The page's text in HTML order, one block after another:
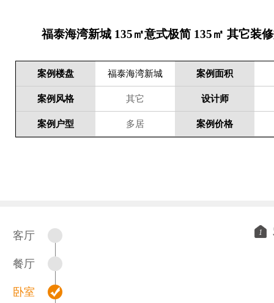
福泰海湾新城 135㎡意式极简 135㎡ 其它装
案例楼盘 福泰海湾新城 案例面积
案例风格 其它 设计师
案例户型 多居 案例价格
客厅
餐厅
卧室
1